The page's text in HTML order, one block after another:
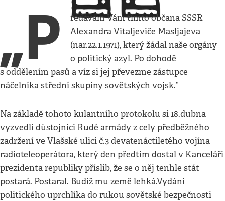
„P
ředávám Vám tímto občana SSSR
Alexandra Vitaljeviče Masljajeva
(nar.22.1.1971), který žádal naše orgány
o politický azyl. Po dohodě
s oddělením pasů a víz si jej převezme zástupce
náčelníka střední skupiny sovětských vojsk.“
Na základě tohoto kulantního protokolu si 18.dubna
vyzvedli důstojníci Rudé armády z cely předběžného
zadržení ve Vlašské ulici č.3 devatenáctiletého vojína
radioteleoperátora, který den předtím dostal v Kanceláři
prezidenta republiky příslib, že se o něj tenhle stát
postará. Postaral. Budiž mu země lehká.Vydání
politického uprchlíka do rukou sovětské bezpečnosti